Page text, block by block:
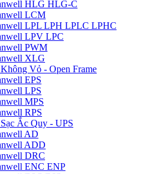
HLG HLG-C
LCM
LPL LPH LPLC LPHC
LPV LPC
PWM
XLG
Vỏ - Open Frame
EPS
LPS
MPS
RPS
Ắc Quy - UPS
AD
ADD
DRC
ENC ENP